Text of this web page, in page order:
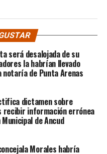
será desalojada de su
la habrían llevado
notaría de Punta Arenas
dictamen sobre
recibir información errónea
de Ancud
Morales habría